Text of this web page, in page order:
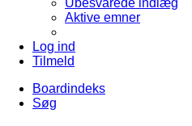
Ubesvarede indlæg
Aktive emner
Log ind
Tilmeld
Boardindeks
Søg